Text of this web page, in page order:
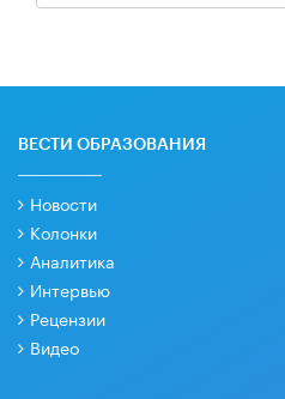
ВЕСТИ ОБРАЗОВАНИЯ
Новости
Колонки
Аналитика
Интервью
Рецензии
Видео